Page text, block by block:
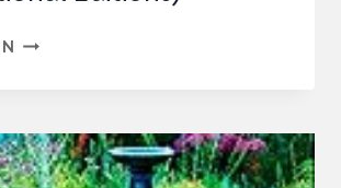
LANDRACE
EDITION
IN